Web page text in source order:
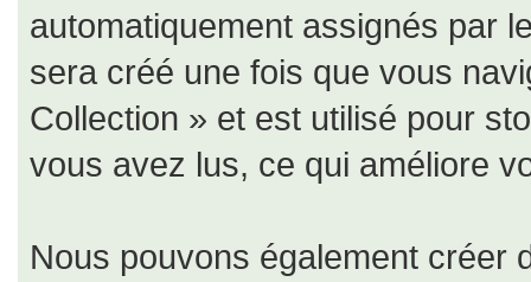
automatiquement assignés par
sera créé une fois que vous
Collection » et est utilisé pour
vous avez lus, ce qui améliore
Nous pouvons également créer